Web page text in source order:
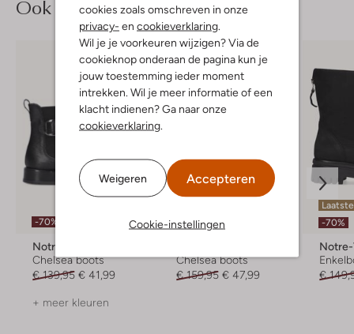
cookies zoals omschreven in onze
privacy- en cookieverklaring.
Wil je je voorkeuren wijzigen? Via de
cookieknop onderaan de pagina kun je
jouw toestemming ieder moment
intrekken. Wil je meer informatie of een
klacht indienen? Ga naar onze
cookieverklaring.
Weigeren Accepteren
Cookie-instellingen
Ook iets voor jou?
-70%
Notre-V
Chelsea boots
€ 139,95 € 41,99
+ meer kleuren
-70%
Chelsea boots
€ 159,95 € 47,99
-70%
€